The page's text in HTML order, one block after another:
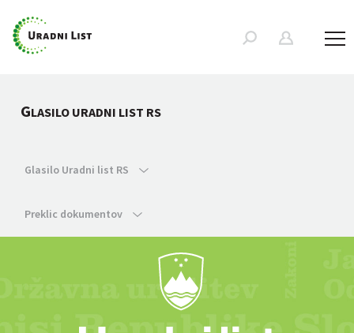
GLASILO URADNI LIST RS
Glasilo Uradni list RS
Preklic dokumentov